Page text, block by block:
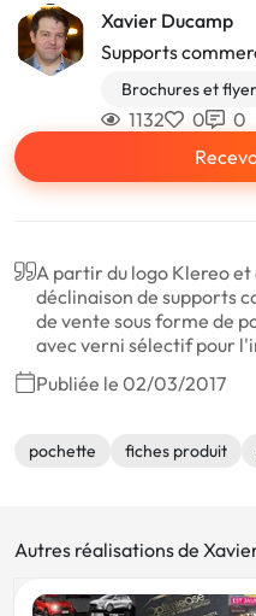
Xavier Ducamp
Supports
Brochures et
1132 0
0
A partir du logo Klereo
déclinaison de supports
de vente sous forme de
avec verni sélectif pour
Publiée le 02/03/2017
pochette fiches produit
Autres réalisations de